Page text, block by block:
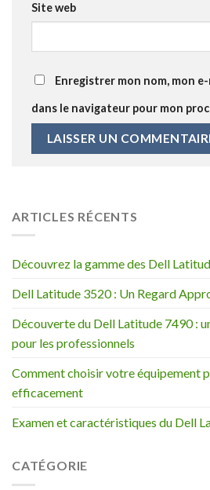
Site web
Enregistrer mon nom, mon
dans le navigateur pour mon
ARTICLES RÉCENTS
Découvrez la gamme des Dell
Dell Latitude 3520 : Un Regard
Découverte du Dell Latitude 7490 :
pour les professionnels
Comment choisir votre équipement
efficacement
Examen et caractéristiques du Dell
CATÉGORIE